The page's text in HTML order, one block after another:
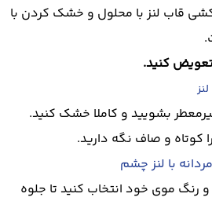
قاب لنز با محلول و خشک کردن با
بشویید و کاملا خشک کنید.
کوتاه و صاف نگه دارید.
با لنز چشم
رنگ موی خود انتخاب کنید تا جلوه